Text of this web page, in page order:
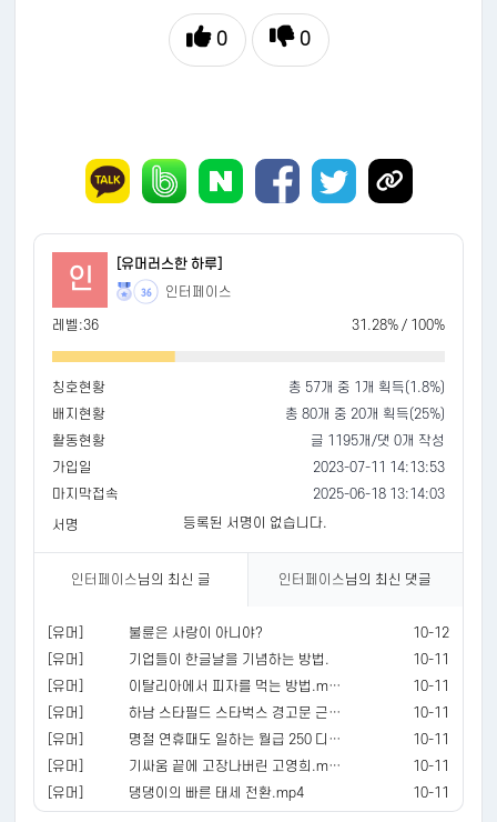
0 0
인
[유머러스한 하루]
36 인터페이스
레벨:36 31.28% / 100%
칭호현황
총 57개 중 1개 획득(1.8%)
배지현황
총 80개 중 20개 획득(25%)
활동현황
글 1195개/댓 0개 작성
가입일
2023-07-11 14:13:53
마지막접속
2025-06-18 13:14:03
서명
등록된 서명이 없습니다.
인터페이스님의 최신 글 인터페이스님의 최신 댓글
[유머] 불륜은 사랑이 아니야?
10-12
[유머]
기업들이 한글날을 기념하는 방법.
10-11
[유머]
이탈리아에서 피자를 먹는 방법.mp4
10-11
[유머]
하남 스타필드 스타벅스 경고문 근황 ㄷㄷ.jpg
10-11
[유머]
명절 연휴때도 일하는 월급 250 디시인...jpg
10-11
[유머]
기싸움 끝에 고장나버린 고영희.mp4
10-11
[유머]
댕댕이의 빠른 태세 전환.mp4 10-11